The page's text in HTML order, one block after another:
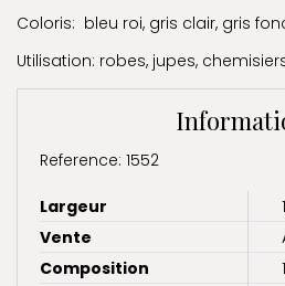
Coloris: bleu roi, gris clair, gris
Utilisation: robes, jupes,
Reference: 1552
Largeur
Vente
Composition